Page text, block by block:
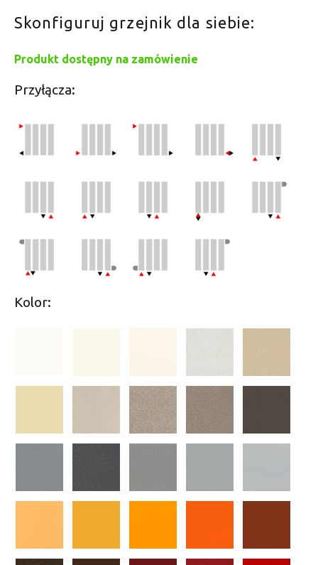
Skonfiguruj grzejnik dla siebie:
Produkt dostępny na zamówienie
Przyłącza:
Kolor: